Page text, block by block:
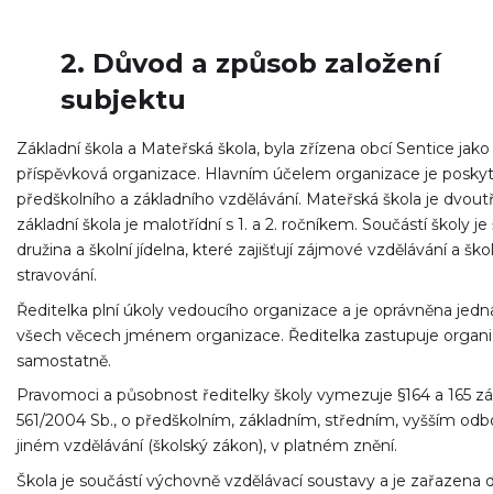
2. Důvod a způsob založení
subjektu
Základní škola a Mateřská škola, byla zřízena obcí Sentice jako
příspěvková organizace. Hlavním účelem organizace je
předškolního a základního vzdělávání. Mateřská škola je
základní škola je malotřídní s 1. a 2. ročníkem. Součástí školy je
družina a školní jídelna, které zajišťují zájmové vzdělávání a
stravování.
Ředitelka plní úkoly vedoucího organizace a je oprávněna
všech věcech jménem organizace. Ředitelka zastupuje
samostatně.
Pravomoci a působnost ředitelky školy vymezuje §164 a 165
561/2004 Sb., o předškolním, základním, středním, vyšším
jiném vzdělávání (školský zákon), v platném znění.
Škola je součástí výchovně vzdělávací soustavy a je zařazena